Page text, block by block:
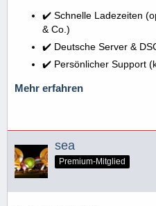
✔️ Schnelle Ladezeiten
& Co.)
✔️ Deutsche Server &
✔️ Persönlicher Support
Mehr erfahren
sea
Premium-Mitglied